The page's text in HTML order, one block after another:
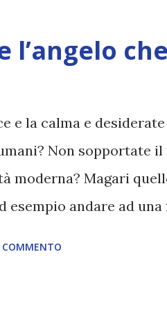
2013/
iridescence/
l’angelo
e la calma e
Non sopportate il
moderna? Magari
esempio andare ad